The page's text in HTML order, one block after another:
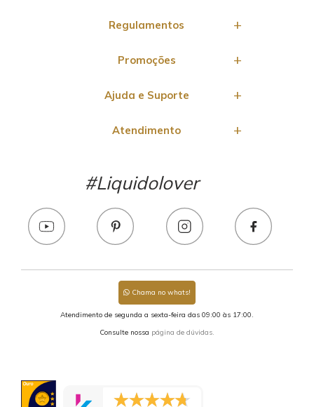
Regulamentos
Promoções
Ajuda e Suporte
Atendimento
#Liquidolover
Chama no whats!
Atendimento de segunda a sexta-feira das 09:00 às 17:00.
Consulte nossa página de dúvidas.